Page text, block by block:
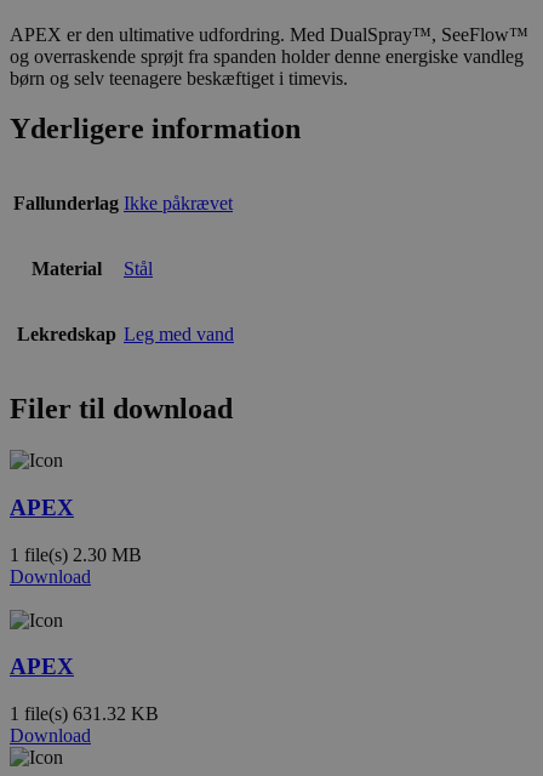
APEX er den ultimative udfordring. Med DualSpray™, SeeFlow™
og overraskende sprøjt fra spanden holder denne energiske vandleg
børn og selv teenagere beskæftiget i timevis.
Yderligere information
Fallunderlag Ikke påkrævet
Material Stål
Lekredskap Leg med vand
Filer til download
APEX
1 file(s) 2.30 MB
Download
APEX
1 file(s) 631.32 KB
Download